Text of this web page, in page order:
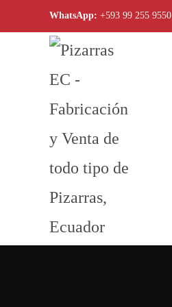
Skip to main content
WhatsApp: +593 99 255 9550